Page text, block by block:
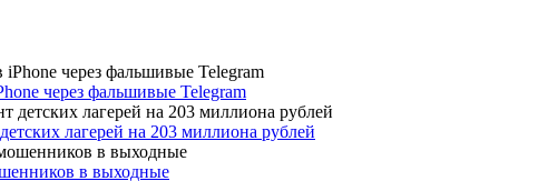
через фальшивые Telegram
лагерей на 203 миллиона рублей
в выходные